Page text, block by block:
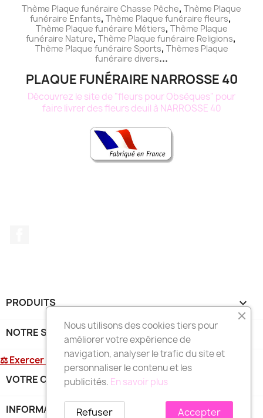
Thème Plaque funéraire Chasse Pêche, Thème Plaque
funéraire Enfants, Thème Plaque funéraire fleurs,
Thème Plaque funéraire Métiers, Thème Plaque
funéraire Nature, Thème Plaque funéraire Religions,
Thème Plaque funéraire Sports, Thèmes Plaque
funéraire divers...
PLAQUE FUNÉRAIRE NARROSSE 40
Découvrez le site de "fleurs pour Obsèques" pour
faire livrer des fleurs deuil à NARROSSE 40
PRODUITS 
NOTRE SOCIÉTÉ
⚖ Exercer mon droit de rétractation
VOTRE COMPTE
INFORMATIONS
Nous utilisons des cookies tiers pour
améliorer votre expérience de
navigation, analyser le trafic du site et
personnaliser le contenu et les
publicités. En savoir plus
Accepter
Refuser